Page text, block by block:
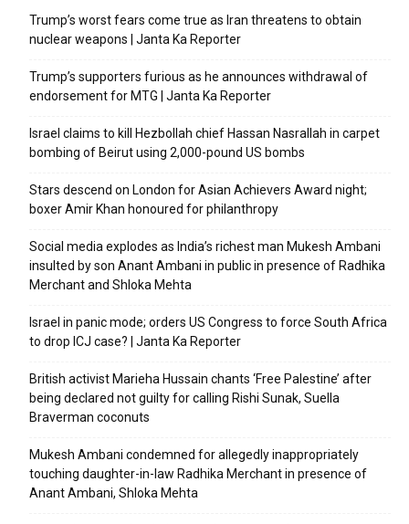
Trump’s worst fears come true as Iran threatens to obtain
nuclear weapons | Janta Ka Reporter
Trump’s supporters furious as he announces withdrawal of
endorsement for MTG | Janta Ka Reporter
Israel claims to kill Hezbollah chief Hassan Nasrallah in carpet
bombing of Beirut using 2,000-pound US bombs
Stars descend on London for Asian Achievers Award night;
boxer Amir Khan honoured for philanthropy
Social media explodes as India’s richest man Mukesh Ambani
insulted by son Anant Ambani in public in presence of Radhika
Merchant and Shloka Mehta
Israel in panic mode; orders US Congress to force South Africa
to drop ICJ case? | Janta Ka Reporter
British activist Marieha Hussain chants ‘Free Palestine’ after
being declared not guilty for calling Rishi Sunak, Suella
Braverman coconuts
Mukesh Ambani condemned for allegedly inappropriately
touching daughter-in-law Radhika Merchant in presence of
Anant Ambani, Shloka Mehta